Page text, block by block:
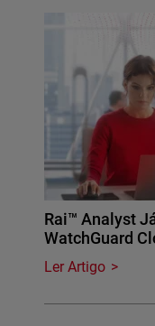
Rai™ Analyst
WatchGuard
Ler Artigo